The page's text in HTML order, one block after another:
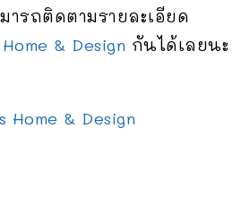
รถติดตามรายละเอียด
& Design กันได้เลยนะ
Home & Design